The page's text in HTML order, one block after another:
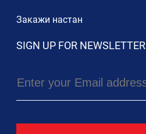
Закажи настан
SIGN UP FOR NEWSLETTER